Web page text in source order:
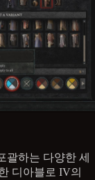
괄하는 다양한 세
디아블로 IV의